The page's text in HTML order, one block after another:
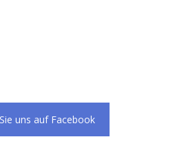
uns auf Facebook